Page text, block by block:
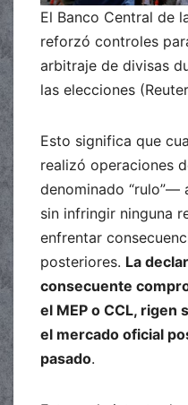
El Banco Central de
reforzó controles
arbitraje de divisas
las elecciones
Esto significa que
realizó operaciones
denominado “rulo”—
sin infringir ninguna
enfrentar
posteriores. La
consecuente
el MEP o CCL, rigen
el mercado oficial
pasado.